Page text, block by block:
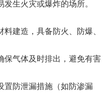
生火灾或爆炸的场所。
建造，具备防火、防爆、
保气体及时排出，避免有害
置防泄漏措施（如防渗漏